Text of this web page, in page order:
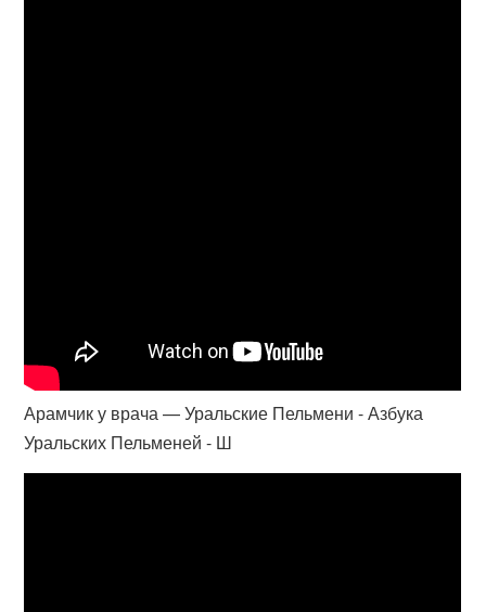
Арамчик у врача — Уральские Пельмени - Азбука
Уральских Пельменей - Ш